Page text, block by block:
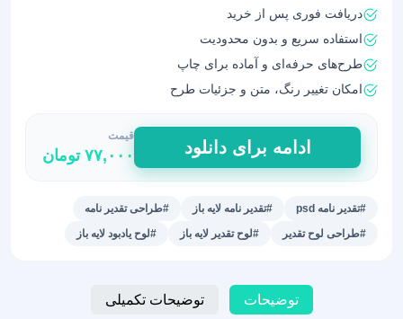
دریافت فوری پس از خرید
استفاده سریع و بدون محدودیت
طرح‌های حرفه‌ای و آماده برای چاپ
امکان تغییر رنگ، متن و جزئیات طرح
لوح
تقدیر
خام
و
باز
ادامه برای دانلود
قیمت
۷۷,۰۰۰ تومان
#تقدیر نامه psd #تقدیر نامه لایه باز
#طراحی تقدیر نامه
#طراحی لوح تقدیر
#لوح تقدیر لایه باز #لوح یادبود لایه باز
توضیحات توضیحات تکمیلی